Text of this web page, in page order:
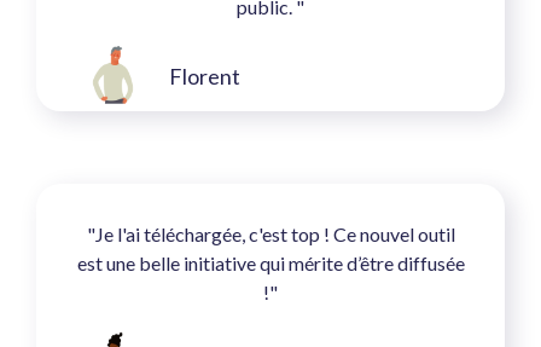
public. "
Florent
"Je l'ai téléchargée, c'est top ! Ce nouvel outil
est une belle initiative qui mérite d’être diffusée
!"